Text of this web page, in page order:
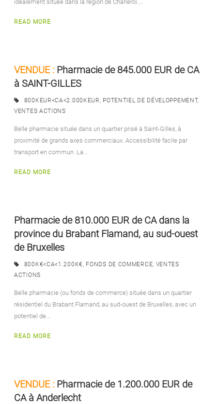
idéalement située dans la région de Charleroi....
READ MORE
VENDUE : Pharmacie de 845.000 EUR de CA
à SAINT-GILLES
800KEUR<CA<2.000KEUR POTENTIEL DE DÉVELOPPEMENT,
VENTES ACTIONS
Belle pharmacie située dans un quartier prisé à Saint-Gilles, à
proximité de grands axes commerciaux. Accessibilité facile par
transport en commun. La...
READ MORE
Pharmacie de 810.000 EUR de CA dans la
province du Brabant Flamand, au sud-ouest
de Bruxelles
800K€<CA<1.200K€ FONDS DE COMMERCE VENTES
ACTIONS
Belle pharmacie (ou fonds de commerce) située dans un quartier
résidentiel du Brabant Flamand, au sud-ouest de Bruxelles, avec un
potentiel de...
READ MORE
VENDUE : Pharmacie de 1.200.000 EUR de
CA à Anderlecht